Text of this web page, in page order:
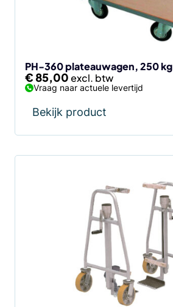
PH-360 plateauwagen, 250 kg
€85,00
Vraag naar actuele levertijd
Bekijk product